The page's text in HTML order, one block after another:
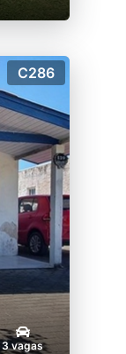
C286
3 vagas